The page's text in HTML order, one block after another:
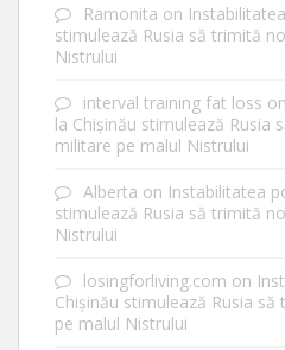
Ramonita on
stimulează Rusia să trimită
Nistrului
interval training fat loss on
la Chișinău stimulează Rusia
militare pe malul Nistrului
Alberta on Instabilitatea
stimulează Rusia să trimită
Nistrului
losingforliving.com on
Chișinău stimulează Rusia
pe malul Nistrului